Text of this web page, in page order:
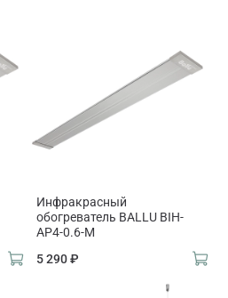
Инфракрасный
обогреватель BALLU BIH-
AP4-0.6-M
5 290 ₽